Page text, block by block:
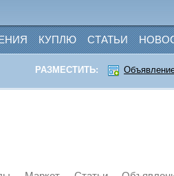
КУПЛЮ СТАТЬИ
РАЗМЕСТИТЬ: